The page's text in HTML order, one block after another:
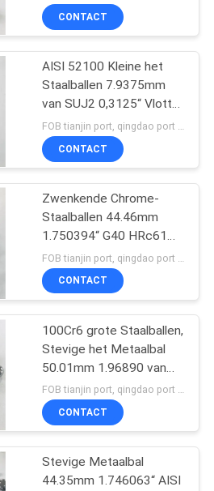
CONTACT
AISI 52100 Kleine het
Staalballen 7.9375mm
van SUJ2 0,3125“ Vlotte
Oppervlakte
CONTACT
Zwenkende Chrome-
Staalballen 44.46mm
1.750394“ G40 HRc61
de Bal van het 2
Duimmetaal
CONTACT
100Cr6 grote Staalballen,
Stevige het Metaalbal
50.01mm 1.96890 van
G40“
FOB tianjin port, qingdao port MOQ:1500PCS
CONTACT
Stevige Metaalbal
44.35mm 1.746063“ AISI